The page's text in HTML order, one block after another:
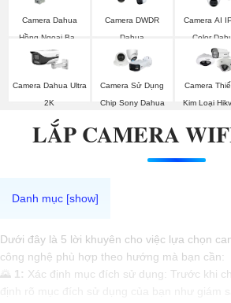
Camera Dahua
Hồng Ngoại Ban
Đêm
Camera DWDR
Dahua
Camera AI
Color
Camera Dahua Ultra
2K
Camera Sử Dụng
Chip Sony Dahua
Camera
Kim Loại
LẮP CAMERA
Dưới đây là 5 lời khuyên cho việc lựa chọn
công nghệ phù hợp theo hướng mà bạn cần:
🌄 1: Xác định mục đích sử dụng: Trước khi